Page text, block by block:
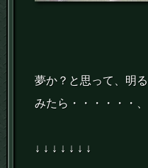
夢か？と思って、明
みたら・・・・・・、
↓ ↓ ↓ ↓ ↓ ↓ ↓